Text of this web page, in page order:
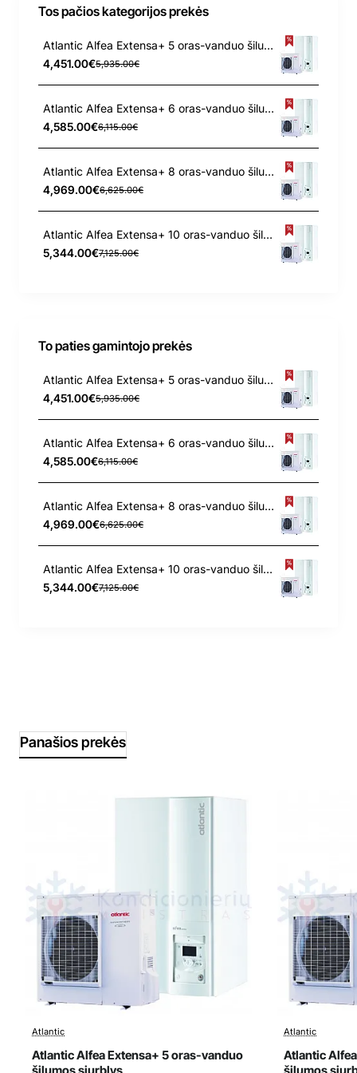
Tos pačios kategorijos prekės
Atlantic Alfea Extensa+ 5 oras-vanduo šilumos siurblys
4,451.00€5,935.00€
Atlantic Alfea Extensa+ 6 oras-vanduo šilumos siurblys
4,585.00€6,115.00€
Atlantic Alfea Extensa+ 8 oras-vanduo šilumos siurblys
4,969.00€6,625.00€
Atlantic Alfea Extensa+ 10 oras-vanduo šilumos siurblys
5,344.00€7,125.00€
To paties gamintojo prekės
Atlantic Alfea Extensa+ 5 oras-vanduo šilumos siurblys
4,451.00€5,935.00€
Atlantic Alfea Extensa+ 6 oras-vanduo šilumos siurblys
4,585.00€6,115.00€
Atlantic Alfea Extensa+ 8 oras-vanduo šilumos siurblys
4,969.00€6,625.00€
Atlantic Alfea Extensa+ 10 oras-vanduo šilumos siurblys
5,344.00€7,125.00€
Panašios prekės
Išpardavimas
Atlantic
Atlantic Alfea Extensa+ 5 oras-vanduo
Atlantic
Atlantic